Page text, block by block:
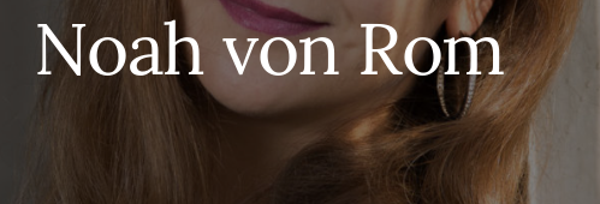
Noah von Rom